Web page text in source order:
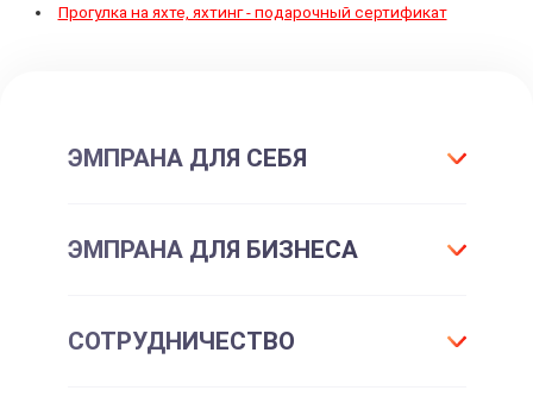
Прогулка на яхте, яхтинг - подарочный сертификат
ЭМПРАНА ДЛЯ СЕБЯ
Все впечатления
Подарочные сертификаты
ЭМПРАНА ДЛЯ БИЗНЕСА
Для отдела персонала
СОТРУДНИЧЕСТВО